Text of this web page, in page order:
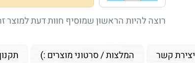
רוצה להיות הראשון שמוסיף חוות דעת למוצר
יצירת קשר המלצות / סרטוני מוצרים :)